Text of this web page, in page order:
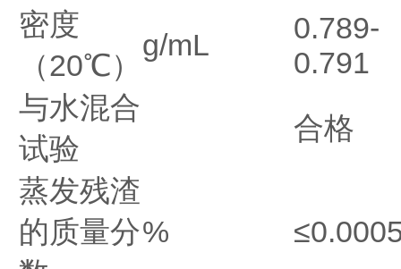
密度
（20℃）
g/mL
0.789-
0.791
与水混合
试验
合格
蒸发残渣
的质量分%